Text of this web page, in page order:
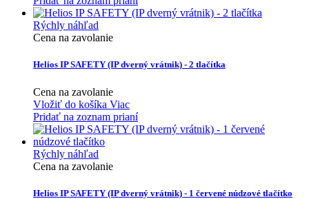
Rýchly náhľad
Cena na zavolanie
Helios IP SAFETY (IP dverný vrátnik) - 2 tlačítka
Cena na zavolanie
Vložiť do košíka Viac
Pridať na zoznam prianí
Rýchly náhľad
Cena na zavolanie
Helios IP SAFETY (IP dverný vrátnik) - 1 červené núdzové tlačítko